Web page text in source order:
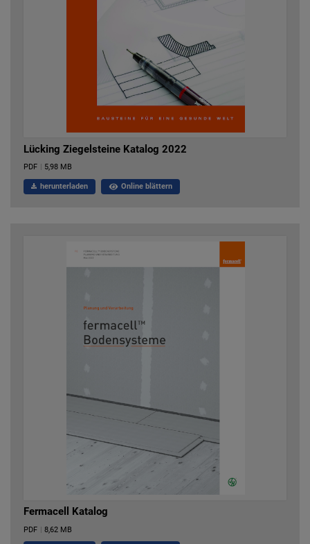
Lücking Ziegelsteine Katalog 2022
PDF | 5,98 MB
herunterladen Online blättern
Fermacell Katalog
PDF | 8,62 MB